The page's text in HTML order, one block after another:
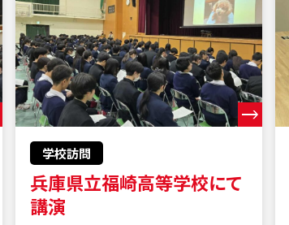
学校訪問
兵庫県立福崎高等学校にて
講演